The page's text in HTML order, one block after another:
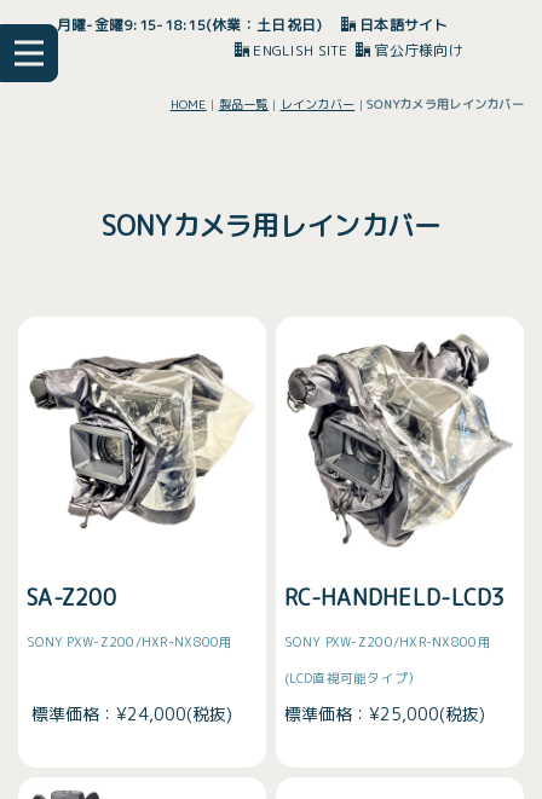
月曜-金曜9:15-18:15(休業：土日祝日)
日本語サイト
ENGLISH SITE
官公庁様向け
HOME | 製品一覧 | レインカバー |SONYカメラ用レインカバー
SONYカメラ用レインカバー
SA-Z200
SONY PXW-Z200/HXR-NX800用
標準価格：¥24,000(税抜)
RC-HANDHELD-LCD3
SONY PXW-Z200/HXR-NX800用
(LCD直視可能タイプ）
標準価格：¥25,000(税抜)